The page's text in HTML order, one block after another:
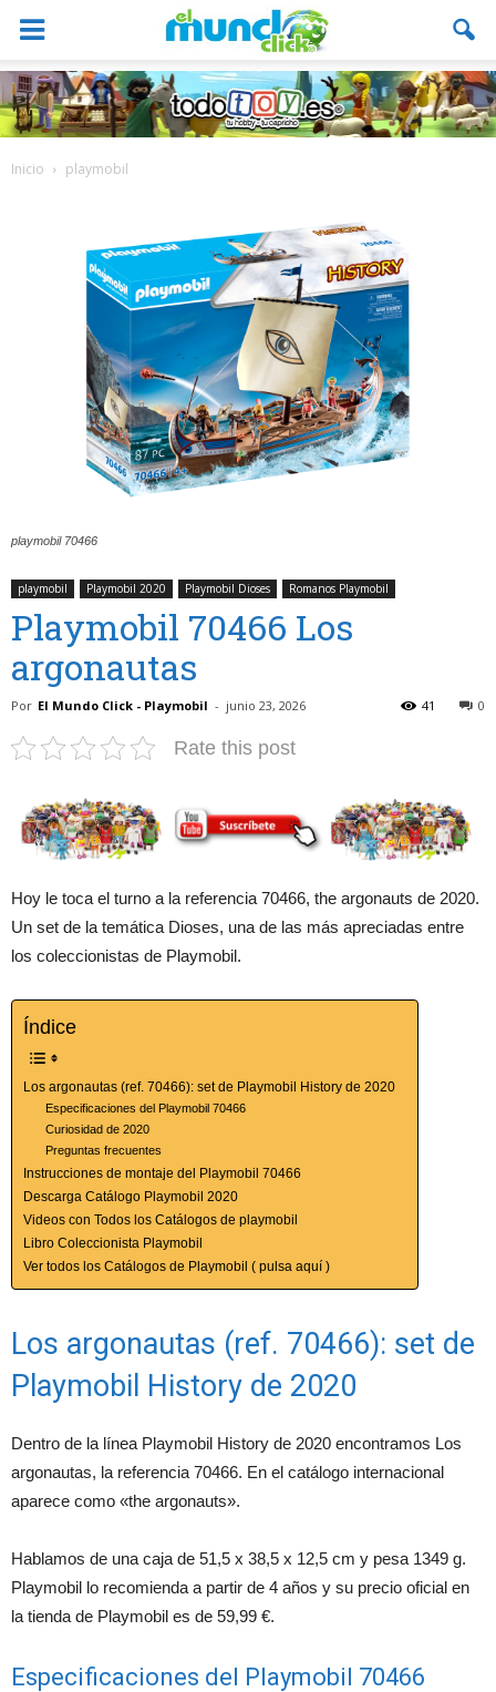
Inicio playmobil
playmobil 70466
playmobil Playmobil 2020 Playmobil Dioses Romanos Playmobil
Playmobil 70466 Los
argonautas
Por El Mundo Click - Playmobil - junio 23, 2026 0
41
Rate this post
Hoy le toca el turno a la referencia 70466, the argonauts de 2020.
Un set de la temática Dioses, una de las más apreciadas entre
los coleccionistas de Playmobil.
Índice
Los argonautas (ref. 70466): set de Playmobil History de 2020
Especificaciones del Playmobil 70466
Curiosidad de 2020
Preguntas frecuentes
Instrucciones de montaje del Playmobil 70466
Descarga Catálogo Playmobil 2020
Videos con Todos los Catálogos de playmobil
Libro Coleccionista Playmobil
Ver todos los Catálogos de Playmobil ( pulsa aquí )
Los argonautas (ref. 70466): set de
Playmobil History de 2020
Dentro de la línea Playmobil History de 2020 encontramos Los
argonautas, la referencia 70466. En el catálogo internacional
aparece como «the argonauts».
Hablamos de una caja de 51,5 x 38,5 x 12,5 cm y pesa 1349 g.
Playmobil lo recomienda a partir de 4 años y su precio oficial en
la tienda de Playmobil es de 59,99 €.
Especificaciones del Playmobil 70466